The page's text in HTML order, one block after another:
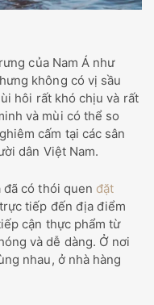
của Nam Á như
không có vị sầu
hôi rất khó chịu và rất
và mùi có thể so
cấm tại các sân
dân Việt Nam.
đã có thói quen đặt
tiếp đến địa điểm
cận thực phẩm từ
và dễ dàng. Ở nơi
nhau, ở nhà hàng